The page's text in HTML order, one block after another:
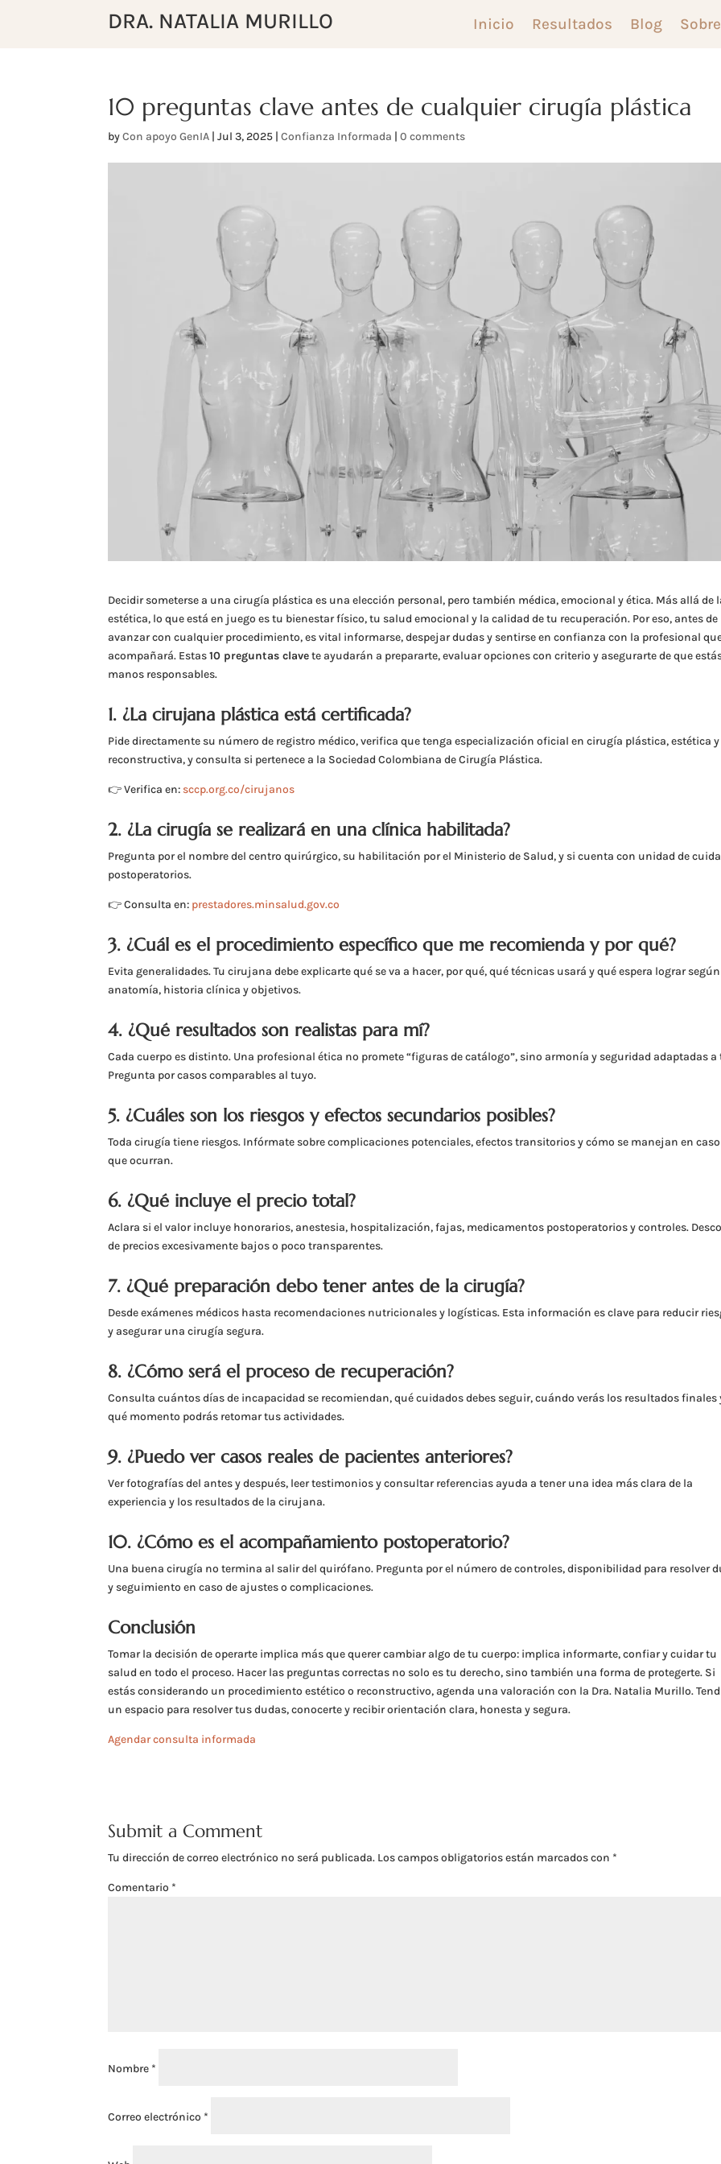
DRA. NATALIA MURILLO Inicio Resultados Blog
10 preguntas clave antes de cualquier cirugía plástica
byCon apoyo GenIA |Jul 3, 2025 |Confianza Informada |0 comments
Decidir someterse a una cirugía plástica es una elección personal, pero también médica, emocional y ética. Más allá de
estética, lo que está en juego es tu bienestar físico, tu salud emocional y la calidad de tu recuperación. Por eso, antes de
avanzar con cualquier procedimiento, es vital informarse, despejar dudas y sentirse en confianza con la profesional
acompañará. Estas10 preguntas clavete ayudarán a prepararte, evaluar opciones con criterio y asegurarte de que
manos responsables.
1. ¿La cirujana plástica está certificada?
Pide directamente su número de registro médico, verifica que tenga especialización oficial en cirugía plástica, estética y
reconstructiva, y consulta si pertenece a la Sociedad Colombiana de Cirugía Plástica.
👉 Verifica en: sccp.org.co/cirujanos
2. ¿La cirugía se realizará en una clínica habilitada?
Pregunta por el nombre del centro quirúrgico, su habilitación por el Ministerio de Salud, y si cuenta con unidad de
postoperatorios.
👉 Consulta en: prestadores.minsalud.gov.co
3. ¿Cuál es el procedimiento específico que me recomienda y por qué?
Evita generalidades. Tu cirujana debe explicarte qué se va a hacer, por qué, qué técnicas usará y qué espera lograr
anatomía, historia clínica y objetivos.
4. ¿Qué resultados son realistas para mí?
Cada cuerpo es distinto. Una profesional ética no promete “figuras de catálogo”, sino armonía y seguridad adaptadas a
Pregunta por casos comparables al tuyo.
5. ¿Cuáles son los riesgos y efectos secundarios posibles?
Toda cirugía tiene riesgos. Infórmate sobre complicaciones potenciales, efectos transitorios y cómo se manejan en
que ocurran.
6. ¿Qué incluye el precio total?
Aclara si el valor incluye honorarios, anestesia, hospitalización, fajas, medicamentos postoperatorios y controles.
de precios excesivamente bajos o poco transparentes.
7. ¿Qué preparación debo tener antes de la cirugía?
Desde exámenes médicos hasta recomendaciones nutricionales y logísticas. Esta información es clave para reducir
y asegurar una cirugía segura.
8. ¿Cómo será el proceso de recuperación?
Consulta cuántos días de incapacidad se recomiendan, qué cuidados debes seguir, cuándo verás los resultados finales
qué momento podrás retomar tus actividades.
9. ¿Puedo ver casos reales de pacientes anteriores?
Ver fotografías del antes y después, leer testimonios y consultar referencias ayuda a tener una idea más clara de la
experiencia y los resultados de la cirujana.
10. ¿Cómo es el acompañamiento postoperatorio?
Una buena cirugía no termina al salir del quirófano. Pregunta por el número de controles, disponibilidad para resolver
y seguimiento en caso de ajustes o complicaciones.
Conclusión
Tomar la decisión de operarte implica más que querer cambiar algo de tu cuerpo: implica informarte, confiar y cuidar tu
salud en todo el proceso. Hacer las preguntas correctas no solo es tu derecho, sino también una forma de protegerte. Si
estás considerando un procedimiento estético o reconstructivo, agenda una valoración con la Dra. Natalia Murillo.
un espacio para resolver tus dudas, conocerte y recibir orientación clara, honesta y segura.
Agendar consulta informada
Submit a Comment
Tu dirección de correo electrónico no será publicada. Los campos obligatorios están marcados con *
Comentario *
Nombre *
Correo electrónico *